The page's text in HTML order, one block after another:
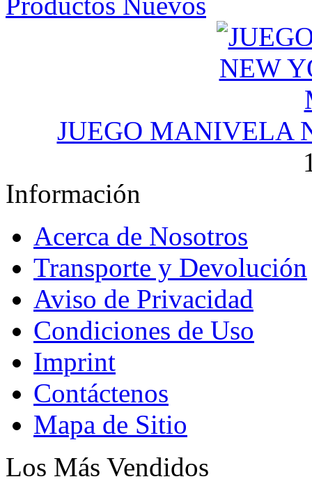
JUEGO MANIVELA
Información
Acerca de Nosotros
Transporte y Devolución
Aviso de Privacidad
Condiciones de Uso
Imprint
Contáctenos
Mapa de Sitio
Los Más Vendidos